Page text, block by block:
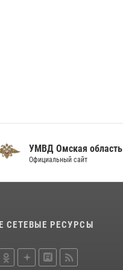
УМВД Омская область
Официальный сайт
СЕТЕВЫЕ РЕСУРСЫ